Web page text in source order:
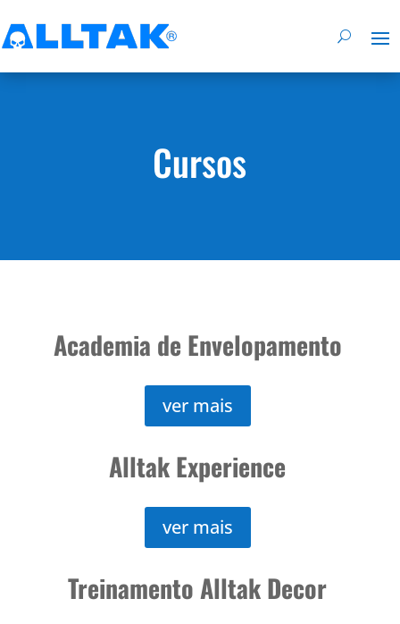
Cursos
Academia de Envelopamento
ver mais
Alltak Experience
ver mais
Treinamento Alltak Decor